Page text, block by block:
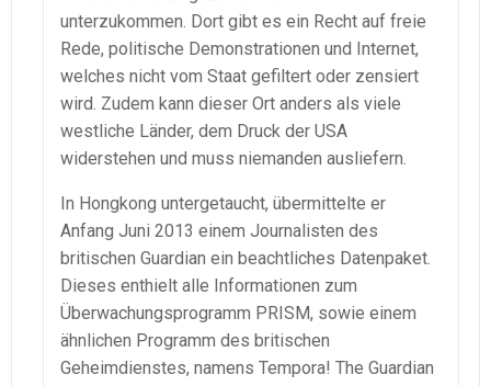
unterzukommen. Dort gibt es ein Recht auf freie
Rede, politische Demonstrationen und Internet,
welches nicht vom Staat gefiltert oder zensiert
wird. Zudem kann dieser Ort anders als viele
westliche Länder, dem Druck der USA
widerstehen und muss niemanden ausliefern.
In Hongkong untergetaucht, übermittelte er
Anfang Juni 2013 einem Journalisten des
britischen Guardian ein beachtliches Datenpaket.
Dieses enthielt alle Informationen zum
Überwachungsprogramm PRISM, sowie einem
ähnlichen Programm des britischen
Geheimdienstes, namens Tempora! The Guardian